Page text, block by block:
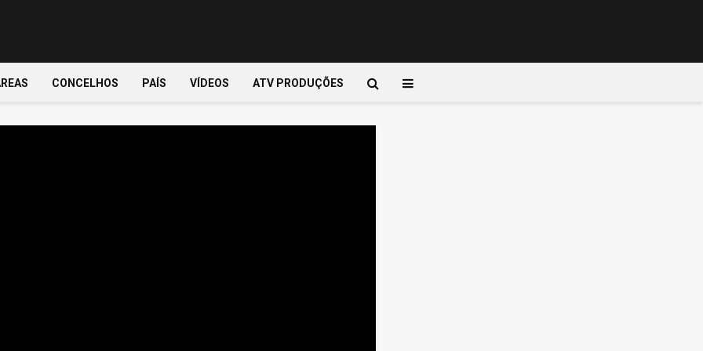
CONCELHOS PAÍS VÍDEOS ATV PRODUÇÕES